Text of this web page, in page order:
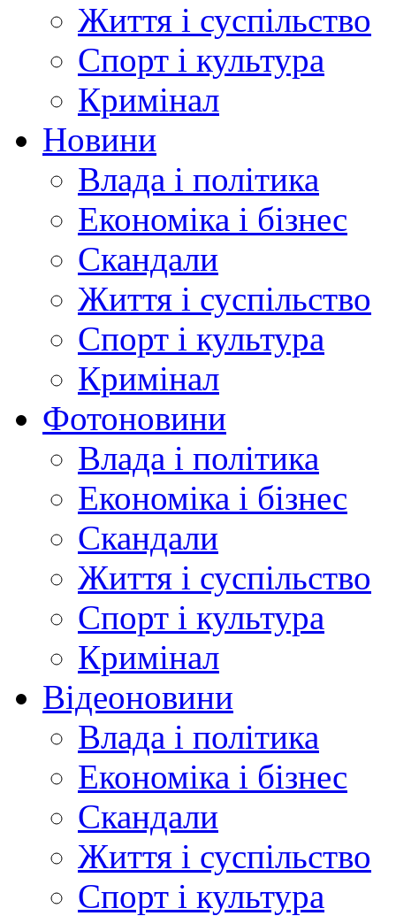
Життя і суспільство
Спорт і культура
Кримінал
Новини
Влада і політика
Економіка і бізнес
Скандали
Життя і суспільство
Спорт і культура
Кримінал
Фотоновини
Влада і політика
Економіка і бізнес
Скандали
Життя і суспільство
Спорт і культура
Кримінал
Відеоновини
Влада і політика
Економіка і бізнес
Скандали
Життя і суспільство
Спорт і культура